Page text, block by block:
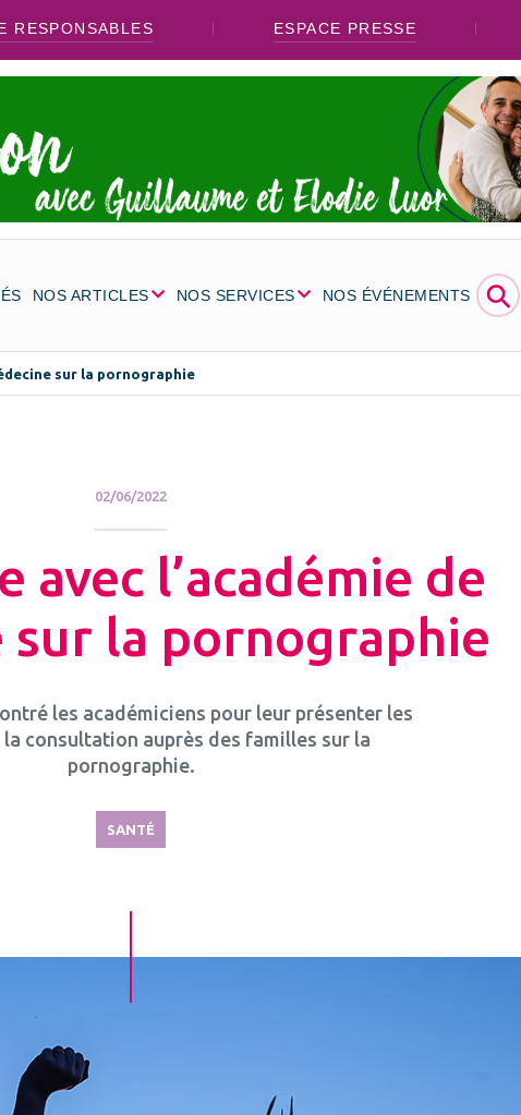
RESPONSABLES ESPACE PRESSE
NOS ARTICLES NOS SERVICES NOS ÉVÉNEMENTS ⚲
sur la pornographie
02/06/2022
avec l’académie de
sur la pornographie
les académiciens pour leur présenter les
consultation auprès des familles sur la
pornographie.
SANTÉ